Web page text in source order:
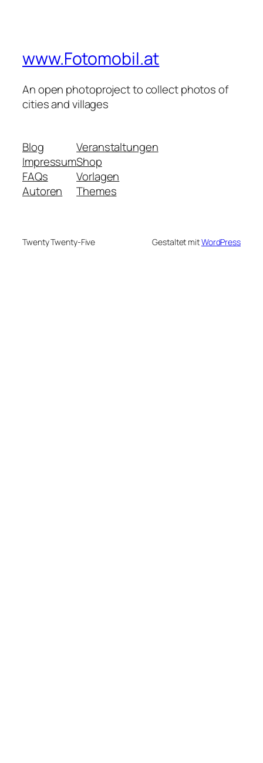
www.Fotomobil.at
An open photoproject to collect photos of
cities and villages
Blog
Impressum
FAQs
Autoren
Veranstaltungen
Shop
Vorlagen
Themes
Twenty Twenty-Five Gestaltet mitWordPress